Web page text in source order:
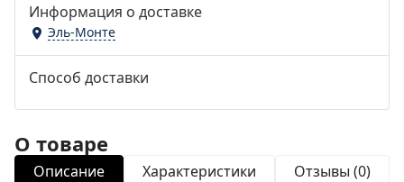
Информация о доставке
Эль-Монте
Способ доставки
О товаре
Описание Характеристики Отзывы (0)